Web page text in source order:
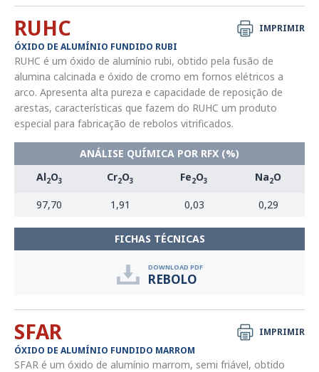
IMPRIMIR
RUHC
ÓXIDO DE ALUMÍNIO FUNDIDO RUBI
RUHC é um óxido de alumínio rubi, obtido pela fusão de
alumina calcinada e óxido de cromo em fornos elétricos a
arco. Apresenta alta pureza e capacidade de reposição de
arestas, características que fazem do RUHC um produto
especial para fabricação de rebolos vitrificados.
ANÁLISE QUÍMICA POR RFX (%)
Al2O3 Cr2O3 Fe2O3 Na2O
97,70 1,91 0,03 0,29
FICHAS TÉCNICAS
DOWNLOAD PDF
REBOLO
IMPRIMIR
SFAR
ÓXIDO DE ALUMÍNIO FUNDIDO MARROM
SFAR é um óxido de alumínio marrom, semi friável, obtido